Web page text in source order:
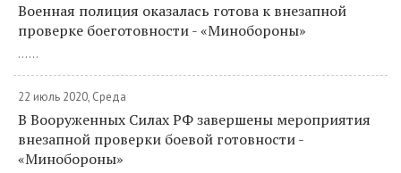
Военная полиция оказалась готова к внезапной
проверке боеготовности - «Минобороны»
......
22 июль 2020, Среда
В Вооруженных Силах РФ завершены мероприятия
внезапной проверки боевой готовности -
«Минобороны»